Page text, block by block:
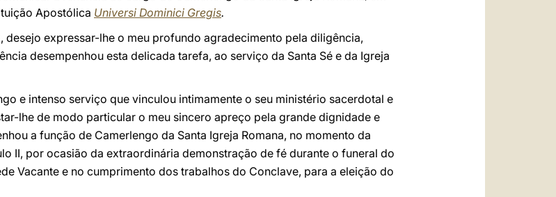
Apostólica Universi Dominici Gregis.
desejo expressar-lhe o meu profundo agradecimento pela diligência,
desempenhou esta delicada tarefa, ao serviço da Santa Sé e da Igreja
e intenso serviço que vinculou intimamente o seu ministério sacerdotal e
lhe de modo particular o meu sincero apreço pela grande dignidade e
a função de Camerlengo da Santa Igreja Romana, no momento da
II, por ocasião da extraordinária demonstração de fé durante o funeral do
Vacante e no cumprimento dos trabalhos do Conclave, para a eleição do